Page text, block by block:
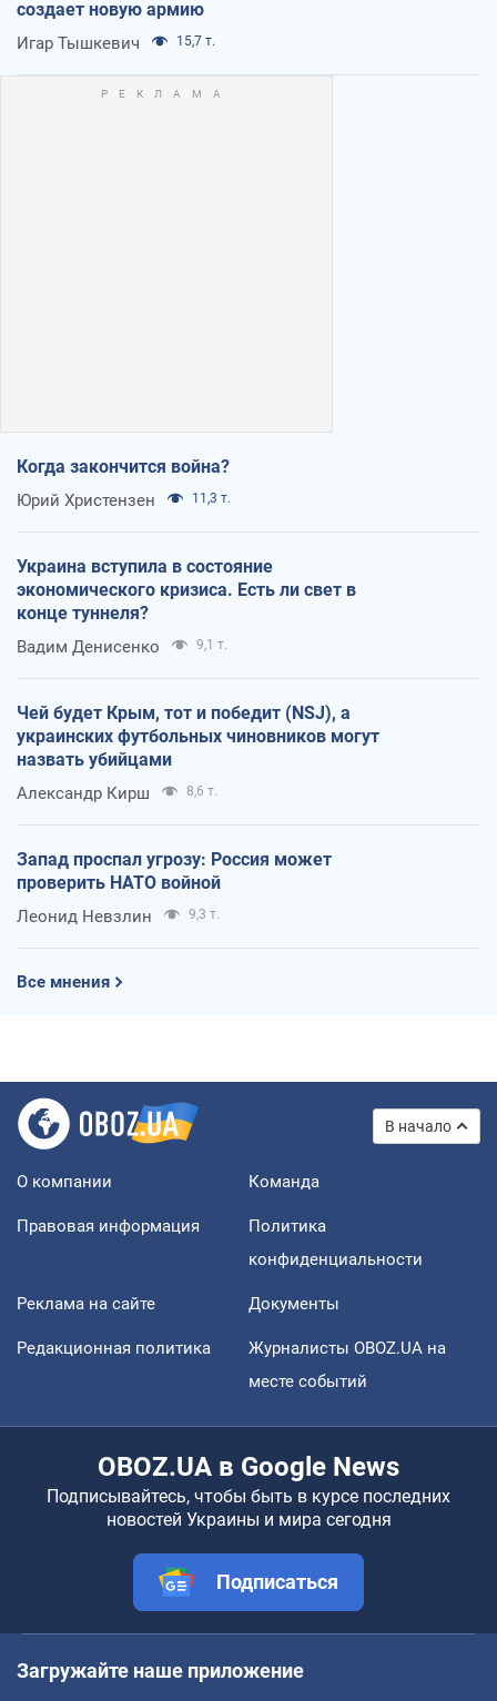
создает новую армию
Игар Тышкевич 15,7 т.
Когда закончится война?
Юрий Христензен 11,3 т.
Украина вступила в состояние
экономического кризиса. Есть ли свет в
конце туннеля?
Вадим Денисенко 9,1 т.
Чей будет Крым, тот и победит (NSJ), а
украинских футбольных чиновников могут
назвать убийцами
Александр Кирш 8,6 т.
Запад проспал угрозу: Россия может
проверить НАТО войной
Леонид Невзлин 9,3 т.
Все мнения
В начало
О компании Команда
Правовая информация
Политика
конфиденциальности
Реклама на сайте Документы
Редакционная политика
Журналисты OBOZ.UA на
месте событий
OBOZ.UA в Google News
Подписывайтесь, чтобы быть в курсе последних
новостей Украины и мира сегодня
Подписаться
Загружайте наше приложение